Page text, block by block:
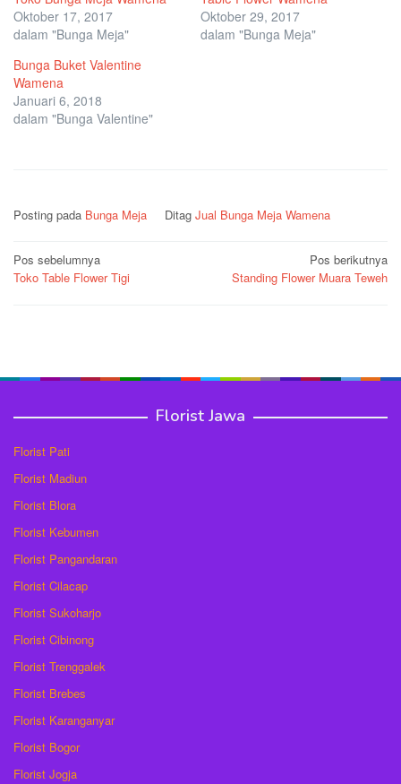
Oktober 17, 2017
dalam "Bunga Meja"
Oktober 29, 2017
dalam "Bunga Meja"
Bunga Buket Valentine
Wamena
Januari 6, 2018
dalam "Bunga Valentine"
Posting pada Bunga Meja Ditag Jual Bunga Meja Wamena
Navigasi
pos
Pos sebelumnya
Toko Table Flower Tigi
Pos berikutnya
Standing Flower Muara Teweh
Florist Jawa
Florist Pati
Florist Madiun
Florist Blora
Florist Kebumen
Florist Pangandaran
Florist Cilacap
Florist Sukoharjo
Florist Cibinong
Florist Trenggalek
Florist Brebes
Florist Karanganyar
Florist Bogor
Florist Jogja